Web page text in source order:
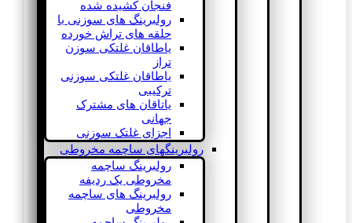
فنجان کشیده شده
رولبرینگ های سوزنی با
حلقه های تراش خورده
یاطاقان غلتکی سوزن
تراز
یاطاقان غلتکی سوزنی
ترکیبی
یاتاقان های مشترک
جهانی
اجزای غلتک سوزنی
رولبرینگهای ساچمه مخروطی
رولبرینگ ساچمه
مخروطی یک ردیفه
رولبرینگ های ساچمه
مخروطی